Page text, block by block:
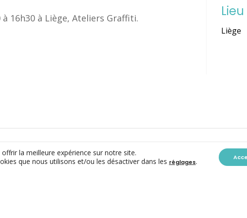
16h30 à Liège, Ateliers Graffiti. Lieu
Liège
CONTACT
la meilleure expérience sur notre site.
que nous utilisons et/ou les désactiver dans les réglages.